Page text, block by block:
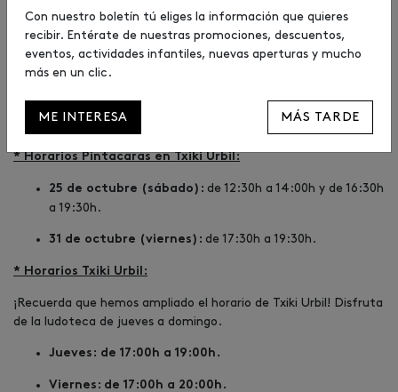
25 de octubre (sábado): de 12:00h a 20:00h.
26 de octubre (domingo):de 12:00h a 20:00h.
31 de octubre (viernes): de 17:00h a 20:00h.
* Horarios Pintacaras en Txiki Urbil:
25 de octubre (sábado): de 12:30h a 14:00h y de 16:30h
a 19:30h.
31 de octubre (viernes): de 17:30h a 19:30h.
* Horarios Txiki Urbil:
¡Recuerda que hemos ampliado el horario de Txiki Urbil! Disfruta
de la ludoteca de jueves a domingo.
Jueves: de 17:00h a 19:00h.
Viernes: de 17:00h a 20:00h.
Con nuestro boletín tú eliges la información que quieres
recibir. Entérate de nuestras promociones, descuentos,
eventos, actividades infantiles, nuevas aperturas y mucho
más en un clic.
ME INTERESA MÁS TARDE